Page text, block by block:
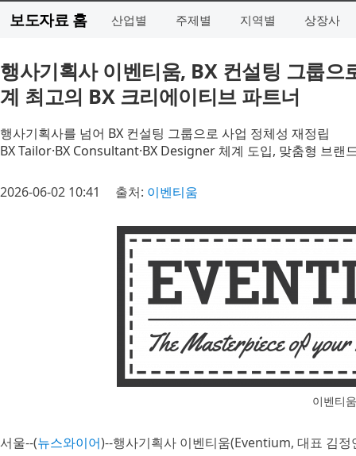
보도자료 홈 산업별 주제별 지역별 상장사
행사기획사 이벤티움, BX 컨설팅 그룹
계 최고의 BX 크리에이티브 파트너
행사기획사를 넘어 BX 컨설팅 그룹으로 사업 정체성 재정립
BX Tailor·BX Consultant·BX Designer 체계 도입, 맞춤형 브랜
2026-06-02 10:41 출처: 이벤티움
이벤티
서울--(뉴스와이어)--행사기획사 이벤티움(Eventium, 대표 김